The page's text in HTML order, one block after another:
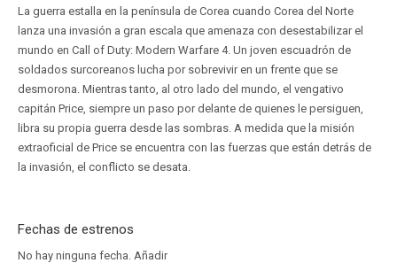
La guerra estalla en la península de Corea cuando Corea del Norte
lanza una invasión a gran escala que amenaza con desestabilizar el
mundo en Call of Duty: Modern Warfare 4. Un joven escuadrón de
soldados surcoreanos lucha por sobrevivir en un frente que se
desmorona. Mientras tanto, al otro lado del mundo, el vengativo
capitán Price, siempre un paso por delante de quienes le persiguen,
libra su propia guerra desde las sombras. A medida que la misión
extraoficial de Price se encuentra con las fuerzas que están detrás de
la invasión, el conflicto se desata.
Fechas de estrenos
No hay ninguna fecha. Añadir